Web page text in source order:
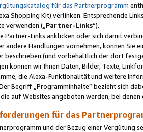
für das Partnerprogramm
Shopping Kit) verlinken. Entsprechende
verwenden („ Partner-Links“).
Partner-Links anklicken oder sich damit
andere Handlungen vornehmen, können Sie
beschrieben (und vorbehaltlich der dort
können wir Ihnen Daten, Bilder, Texte,
die Alexa-Funktionalität und weitere
Begriff „Programminhalte“ bezieht sich
auf Websites angeboten werden, bei
für das
und der Bezug einer Vergütung